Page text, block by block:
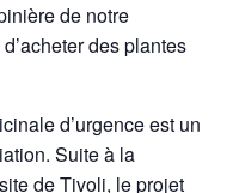
de notre
des plantes
d’urgence est un
Suite à la
de Tivoli, le projet